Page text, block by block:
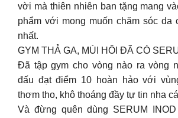
vời mà thiên nhiên ban tặng mang
phẩm với mong muốn chăm sóc da
nhất.
GYM THẢ GA, MÙI HÔI ĐÃ CÓ
Đã tập gym cho vòng nào ra vòng
đấu đạt điểm 10 hoàn hảo với
thơm tho, khô thoáng đầy tự tin nha
Và đừng quên dùng SERUM